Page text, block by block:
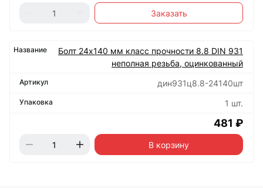
Заказать
Болт 24х140 мм класс прочности 8.8 DIN 931
неполная резьба, оцинкованный
дин931ц8.8-24140шт
1 шт.
481 ₽
В корзину